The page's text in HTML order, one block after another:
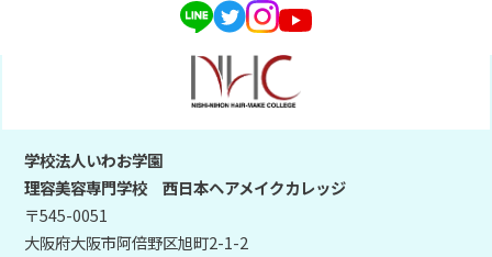
学校法人いわお学園
理容美容専門学校 西日本ヘアメイクカレッジ
〒545-0051
大阪府大阪市阿倍野区旭町2-1-2